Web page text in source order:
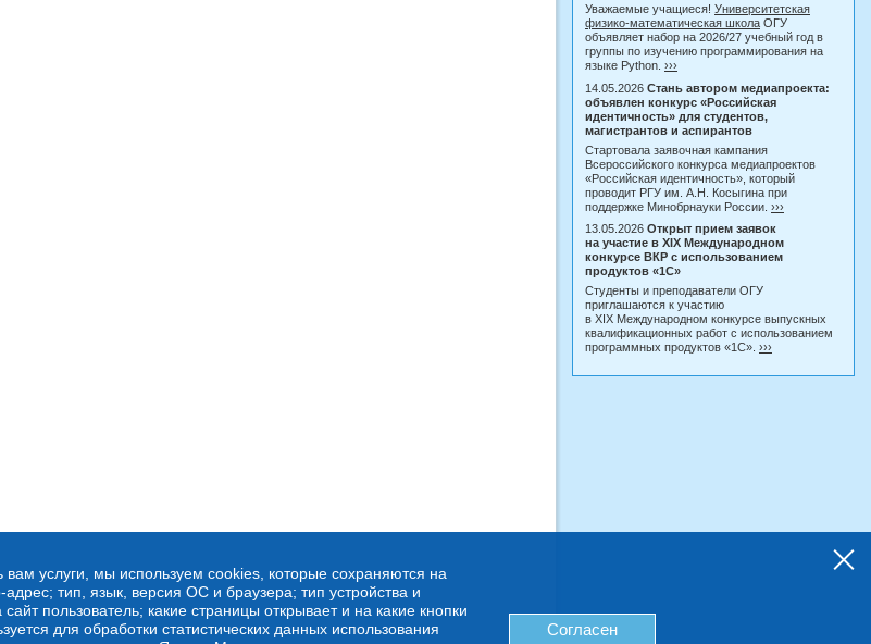
вам услуги, мы используем cookies, которые сохраняются на
тип, язык, версия ОС и браузера; тип устройства и
пользователь; какие страницы открывает и на какие кнопки
для обработки статистических данных использования
Согласен
Уважаемые учащиеся! Университетская
физико-математическая школа ОГУ
объявляет набор на 2026/27 учебный год в
группы по изучению программирования на
языке Python. ›››
14.05.2026 Стань автором медиапроекта:
объявлен конкурс «Российская
идентичность» для студентов,
магистрантов и аспирантов
Стартовала заявочная кампания
Всероссийского конкурса медиапроектов
«Российская идентичность», который
проводит РГУ им. А.Н. Косыгина при
поддержке Минобрнауки России. ›››
13.05.2026 Открыт прием заявок
на участие в XIX Международном
конкурсе ВКР с использованием
продуктов «1С»
Студенты и преподаватели ОГУ
приглашаются к участию
в XIX Международном конкурсе выпускных
квалификационных работ с использованием
программных продуктов «1С». ›››